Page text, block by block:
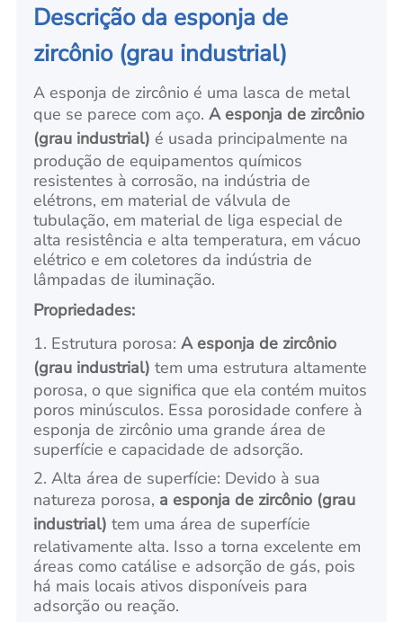
Descrição da esponja de
zircônio (grau industrial)
A esponja de zircônio é uma lasca de metal
que se parece com aço.A esponja de zircônio
(grau industrial) é usada principalmente na
produção de equipamentos químicos
resistentes à corrosão, na indústria de
elétrons, em material de válvula de
tubulação, em material de liga especial de
alta resistência e alta temperatura, em vácuo
elétrico e em coletores da indústria de
lâmpadas de iluminação.
Propriedades:
1. Estrutura porosa:A esponja de zircônio
(grau industrial) tem uma estrutura altamente
porosa, o que significa que ela contém muitos
poros minúsculos. Essa porosidade confere à
esponja de zircônio uma grande área de
superfície e capacidade de adsorção.
2. Alta área de superfície: Devido à sua
natureza porosa, a esponja de zircônio (grau
industrial) tem uma área de superfície
relativamente alta. Isso a torna excelente em
áreas como catálise e adsorção de gás, pois
há mais locais ativos disponíveis para
adsorção ou reação.